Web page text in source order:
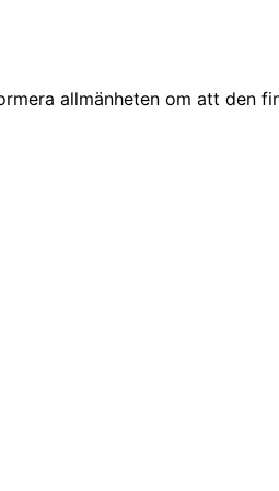
allmänheten om att den